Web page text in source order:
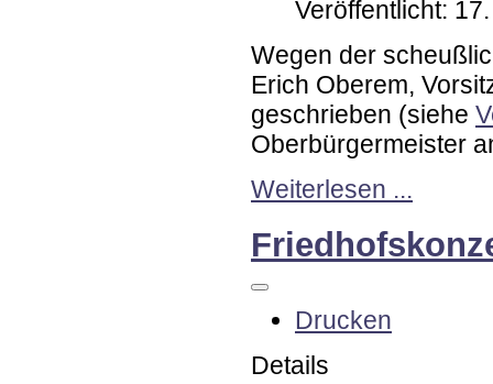
Veröffentlicht:
Wegen der
Erich Oberem,
geschrieben (siehe
Oberbürgermeister
Weiterlesen ...
Drucken
Details